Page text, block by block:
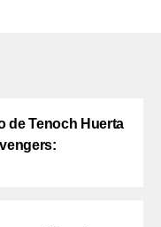
de Tenoch Huerta